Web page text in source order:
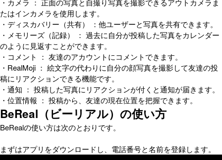
・カメラ ： 正面の写真と自撮り写真を撮影できるアウトカメラま
たはインカメラを使用します。
・ディスカバリー（共有） ：他ユーザーと写真を共有できます。
・メモリーズ（記録） ： 過去に自分が投稿した写真をカレンダー
のように見返すことができます。
・コメント ： 友達のアカウントにコメントできます。
・RealMoji ： 絵文字の代わりに自分の顔写真を撮影して友達の投
稿にリアクションできる機能です。
・通知 ： 投稿した写真にリアクションが付くと通知が届きます。
・位置情報 ： 投稿から、友達の現在位置を把握できます。
BeReal（ビーリアル）の使い方
BeRealの使い方は次のとおりです。
まずはアプリをダウンロードし、電話番号と名前を登録します。